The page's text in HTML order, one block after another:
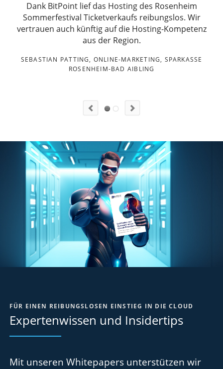
Dank BitPoint lief das Hosting des Rosenheim
Sommerfestival Ticketverkaufs reibungslos. Wir
vertrauen auch künftig auf die Hosting-Kompetenz
aus der Region.
SEBASTIAN PATTING, ONLINE-MARKETING, SPARKASSE
ROSENHEIM-BAD AIBLING
FÜR EINEN REIBUNGSLOSEN EINSTIEG IN DIE CLOUD
Expertenwissen und Insidertips
Mit unseren Whitepapers unterstützen wir